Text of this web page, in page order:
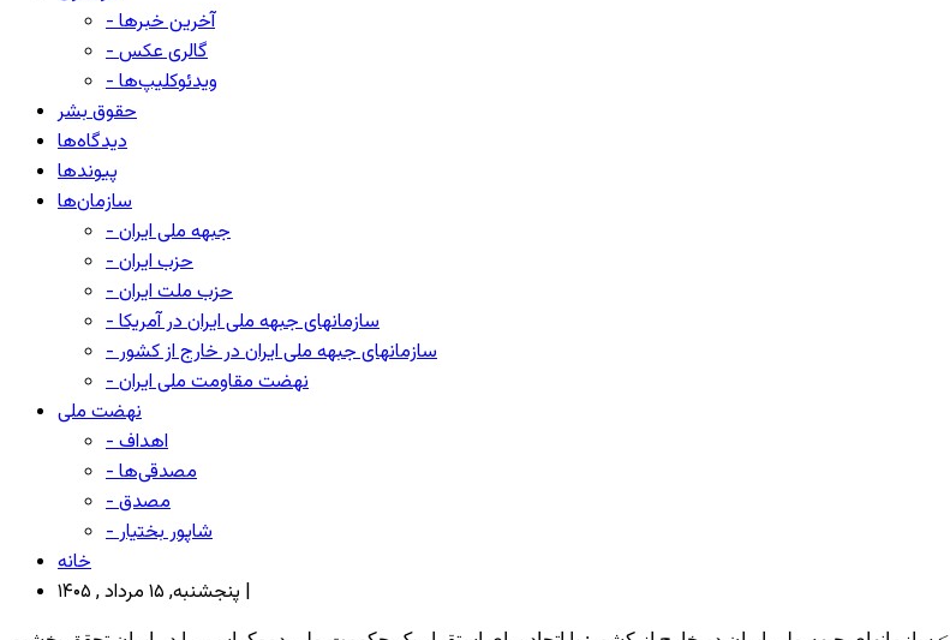
- آخرین خبرها
- گالری عکس
- ویدئوکلیپ‌ها
حقوق بشر
دیدگاه‌ها
پیوندها
سازمان‌ها
- جبهه ملی ایران
- حزب ایران
- حزب ملت ایران
- سازمانهای جبهه ملی ایران در آمریکا
- سازمانهای جبهه ملی ایران در خارج از کشور
- نهضت مقاومت ملی ایران
نهضت ملی
- اهداف
- مصدقی‌ها
- مصدق
- شاپور بختیار
خانه
پنجشنبه, ۱۵ مرداد , ۱۴۰۵ |